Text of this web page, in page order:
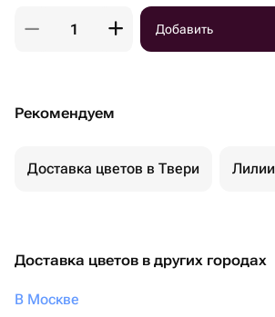
Добавить
Рекомендуем
Доставка цветов в Твери Лилии
Доставка цветов в других городах
В Москве